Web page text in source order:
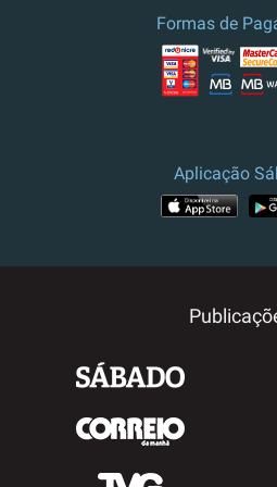
Formas de
Aplicação